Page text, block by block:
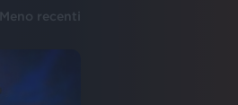
Meno recenti